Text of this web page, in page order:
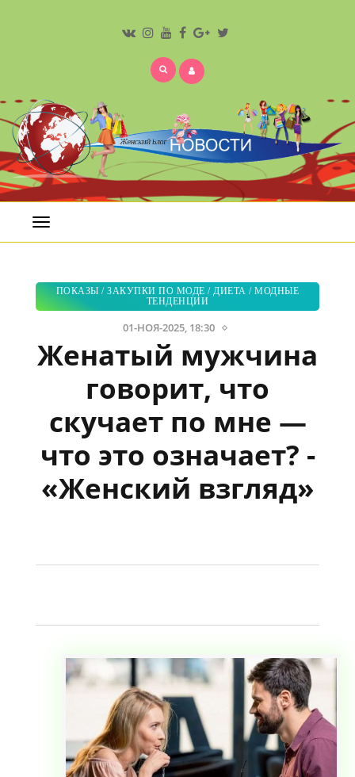
Открыть
меню
ПОКАЗЫ /ЗАКУПКИ ПО МОДЕ /ДИЕТА /МОДНЫЕ
ТЕНДЕНЦИИ
01-НОЯ-2025, 18:30
Женатый мужчина
говорит, что
скучает по мне —
что это означает? -
«Женский взгляд»